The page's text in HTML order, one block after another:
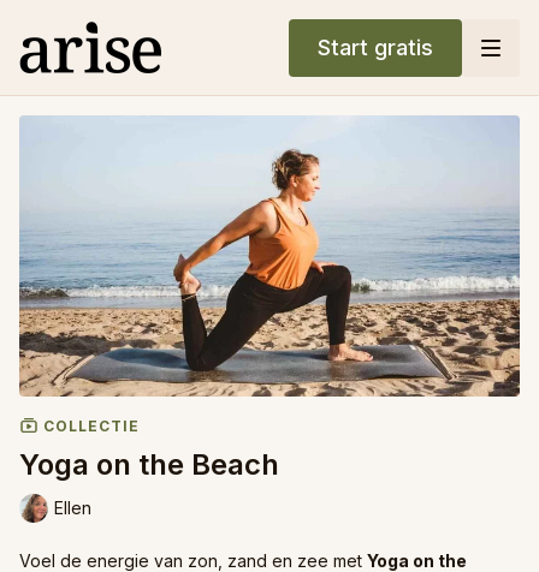
Start gratis
COLLECTIE
Yoga on the Beach
Ellen
Voel de energie van zon, zand en zee met Yoga on the